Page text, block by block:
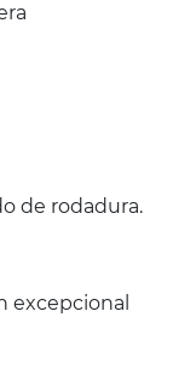
de rodadura.
excepcional